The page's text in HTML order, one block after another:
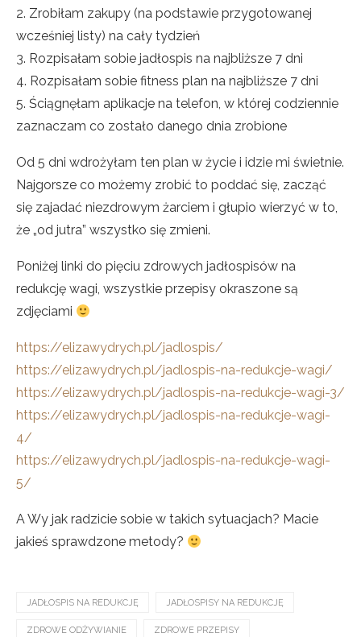
2. Zrobiłam zakupy (na podstawie przygotowanej
wcześniej listy) na cały tydzień
3. Rozpisałam sobie jadłospis na najbliższe 7 dni
4. Rozpisałam sobie fitness plan na najbliższe 7 dni
5. Ściągnęłam aplikacje na telefon, w której codziennie
zaznaczam co zostało danego dnia zrobione
Od 5 dni wdrożyłam ten plan w życie i idzie mi świetnie.
Najgorsze co możemy zrobić to poddać się, zacząć
się zajadać niezdrowym żarciem i głupio wierzyć w to,
że „od jutra” wszystko się zmieni.
Poniżej linki do pięciu zdrowych jadłospisów na
redukcję wagi, wszystkie przepisy okraszone są
zdjęciami
https://elizawydrych.pl/jadlospis/
https://elizawydrych.pl/jadlospis-na-redukcje-wagi/
https://elizawydrych.pl/jadlospis-na-redukcje-wagi-3/
https://elizawydrych.pl/jadlospis-na-redukcje-wagi-
4/
https://elizawydrych.pl/jadlospis-na-redukcje-wagi-
5/
A Wy jak radzicie sobie w takich sytuacjach? Macie
jakieś sprawdzone metody?
JADŁOSPIS NA REDUKCJĘ JADŁOSPISY NA REDUKCJĘ
ZDROWE ODŻYWIANIE ZDROWE PRZEPISY